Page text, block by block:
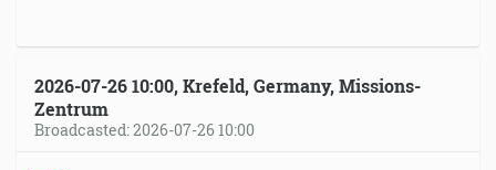
2026-07-26 10:00, Krefeld, Germany, Missions-
Zentrum
Broadcasted: 2026-07-26 10:00